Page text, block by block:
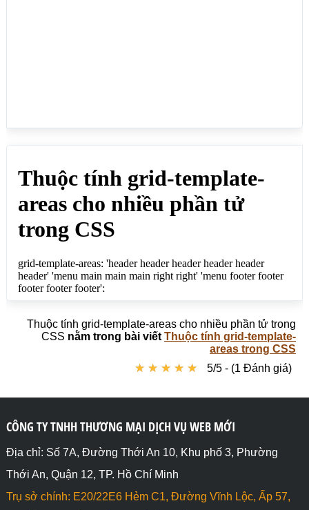
header;">Header</div>
    <div style="grid-area: menu;">Menu</div>
    <div style="grid-area: main;">Main</div>
    <div style="grid-area: right;">Right</div>
    <div style="grid-area: footer;">Footer</div>
</div>
</body>
</html>
Thuộc tính grid-template-areas cho nhiều phần tử trong
CSS nằm trong bài viết Thuộc tính grid-template-
areas trong CSS
★ ★ ★ ★ ★
★ ★ ★ ★ ★ 5/5 - (1 Đánh giá)
CÔNG TY TNHH THƯƠNG MẠI DỊCH VỤ WEB MỚI
Địa chỉ: Số 7A, Đường Thới An 10, Khu phố 3, Phường
Thới An, Quận 12, TP. Hồ Chí Minh
Trụ sở chính: E20/22E6 Hẻm C1, Đường Vĩnh Lộc, Ấp 57,